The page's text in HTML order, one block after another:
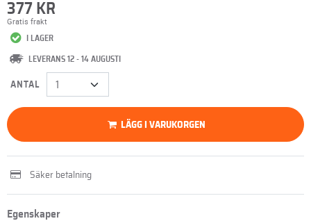
377 KR
Gratis frakt
I LAGER
LEVERANS 12 - 14 AUGUSTI
ANTAL
LÄGG I VARUKORGEN
Säker betalning
Egenskaper